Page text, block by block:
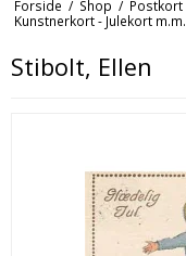
Forside / Shop / Postkort
Kunstnerkort - Julekort m.m.
Stibolt, Ellen